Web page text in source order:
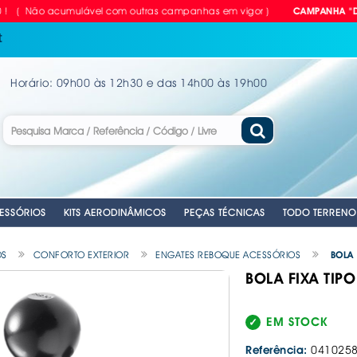
com outras campanhas em vigor ) CAMPANHA
Horário: 09h00 às 12h30 e das 14h00 às 19h00
TPMS
KITS AERODINÂMICOS PEÇAS TÉCNICAS TODO TERRENO
CARRO
. MOCAS / MANETES VELOCIDADES
CONFORTO EXTERIOR ENGATES REBOQUE ACESSÓRIOS
BOLA FIXA
EM STOCK
Referência: 0410258